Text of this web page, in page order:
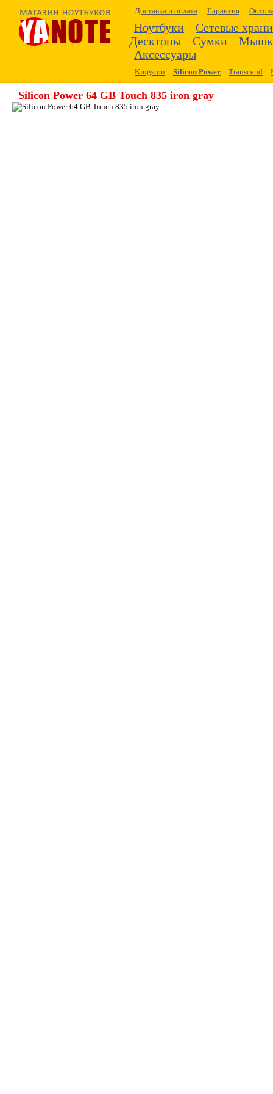
Доставка и оплата Гарантия
Ноутбуки
Сетевые
Десктопы
Сумки
Аксессуары
Kingston Silicon Power Transcend
Silicon Power 64 GB Touch 835 iron gray